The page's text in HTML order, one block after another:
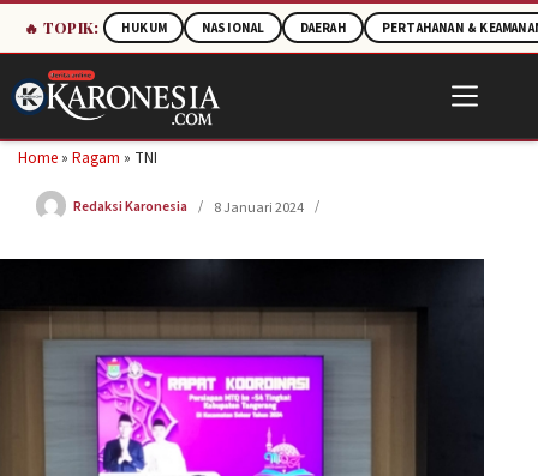
🔥 TOPIK: HUKUM NASIONAL DAERAH PERTAHANAN &
to
content
Home » Ragam » TNI
Redaksi Karonesia 8 Januari 2024